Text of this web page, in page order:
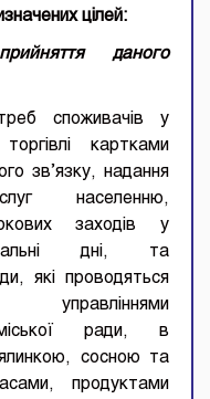
цілей:
даного
споживачів у
картками
зв’язку, надання
населенню,
заходів у
дні, та
які проводяться
міської ради, в
ялинкою, сосною та
продуктами